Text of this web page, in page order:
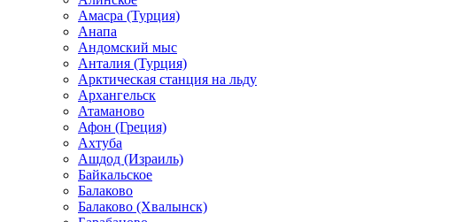
Амасра (Турция)
Анапа
Андомский мыс
Анталия (Турция)
Арктическая станция на льду
Архангельск
Атаманово
Афон (Греция)
Ахтуба
Ашдод (Израиль)
Байкальское
Балаково
Балаково (Хвалынск)